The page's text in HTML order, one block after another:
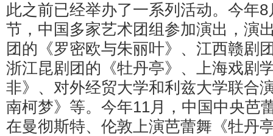
此之前已经举办了一系列活动。今年
节，中国多家艺术团组参加演出，演
团的《罗密欧与朱丽叶》、江西赣剧
浙江昆剧团的《牡丹亭》、上海戏剧
非》、对外经贸大学和利兹大学联合
南柯梦》等。今年11月，中国中央芭
在曼彻斯特、伦敦上演芭蕾舞《牡丹